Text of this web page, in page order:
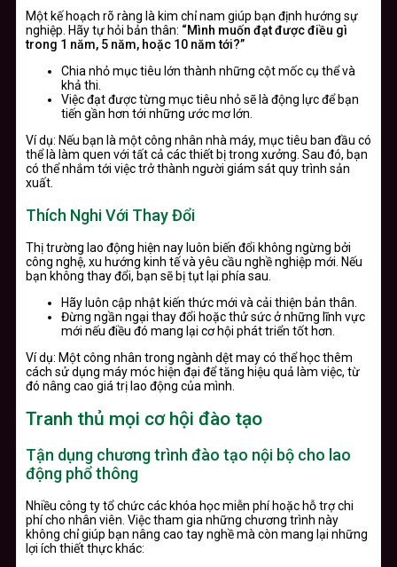
Một kế hoạch rõ ràng là kim chỉ nam giúp bạn định hướng sự
nghiệp. Hãy tự hỏi bản thân: “Mình muốn đạt được điều gì
trong 1 năm, 5 năm, hoặc 10 năm tới?”
Chia nhỏ mục tiêu lớn thành những cột mốc cụ thể và
khả thi.
Việc đạt được từng mục tiêu nhỏ sẽ là động lực để bạn
tiến gần hơn tới những ước mơ lớn.
Ví dụ: Nếu bạn là một công nhân nhà máy, mục tiêu ban đầu có
thể là làm quen với tất cả các thiết bị trong xưởng. Sau đó, bạn
có thể nhắm tới việc trở thành người giám sát quy trình sản
xuất.
Thích Nghi Với Thay Đổi
Thị trường lao động hiện nay luôn biến đổi không ngừng bởi
công nghệ, xu hướng kinh tế và yêu cầu nghề nghiệp mới. Nếu
bạn không thay đổi, bạn sẽ bị tụt lại phía sau.
Hãy luôn cập nhật kiến thức mới và cải thiện bản thân.
Đừng ngần ngại thay đổi hoặc thử sức ở những lĩnh vực
mới nếu điều đó mang lại cơ hội phát triển tốt hơn.
Ví dụ: Một công nhân trong ngành dệt may có thể học thêm
cách sử dụng máy móc hiện đại để tăng hiệu quả làm việc, từ
đó nâng cao giá trị lao động của mình.
Tranh thủ mọi cơ hội đào tạo
Tận dụng chương trình đào tạo nội bộ cho lao
động phổ thông
Nhiều công ty tổ chức các khóa học miễn phí hoặc hỗ trợ chi
phí cho nhân viên. Việc tham gia những chương trình này
không chỉ giúp bạn nâng cao tay nghề mà còn mang lại những
lợi ích thiết thực khác: